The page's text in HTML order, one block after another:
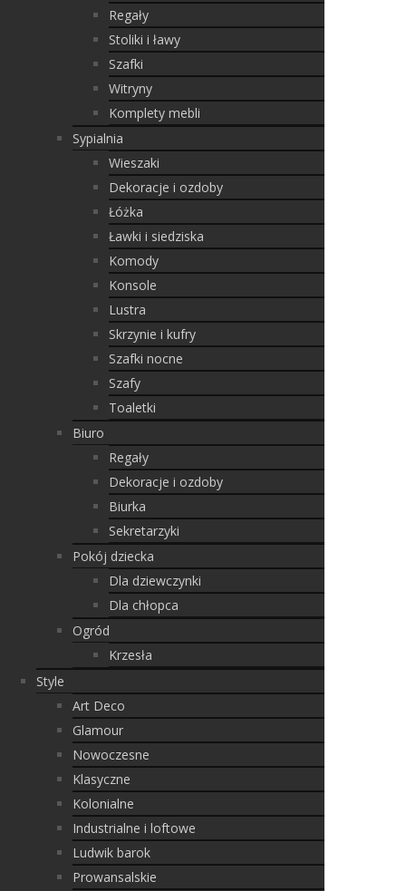
Regały
Stoliki i ławy
Szafki
Witryny
Komplety mebli
Sypialnia
Wieszaki
Dekoracje i ozdoby
Łóżka
Ławki i siedziska
Komody
Konsole
Lustra
Skrzynie i kufry
Szafki nocne
Szafy
Toaletki
Biuro
Regały
Dekoracje i ozdoby
Biurka
Sekretarzyki
Pokój dziecka
Dla dziewczynki
Dla chłopca
Ogród
Krzesła
Style
Art Deco
Glamour
Nowoczesne
Klasyczne
Kolonialne
Industrialne i loftowe
Ludwik barok
Prowansalskie